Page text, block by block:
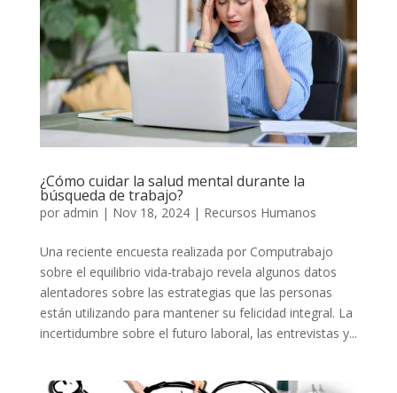
¿Cómo cuidar la salud mental durante la
búsqueda de trabajo?
por admin | Nov 18, 2024| Recursos Humanos
Una reciente encuesta realizada por Computrabajo
sobre el equilibrio vida-trabajo revela algunos datos
alentadores sobre las estrategias que las personas
están utilizando para mantener su felicidad integral. La
incertidumbre sobre el futuro laboral, las entrevistas y...